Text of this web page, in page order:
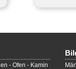
- Ofen - Kamin